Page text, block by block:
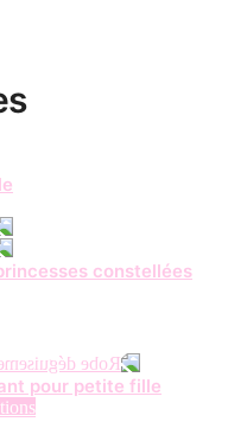
constellées
pour petite fille
Ce